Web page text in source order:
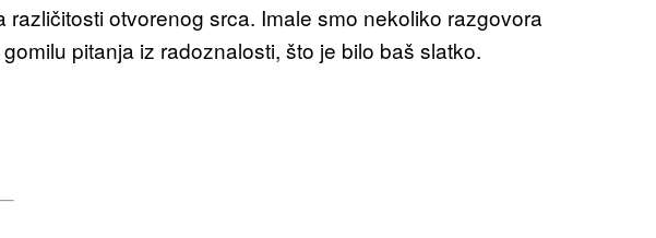
otvorenog srca. Imale smo nekoliko razgovora
pitanja iz radoznalosti, što je bilo baš slatko.